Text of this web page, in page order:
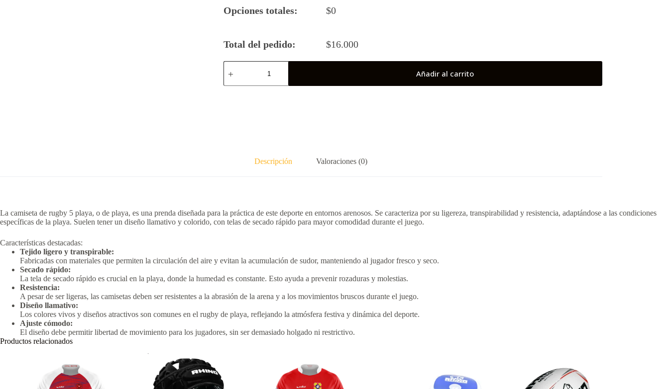
Opciones totales: $0
Total del pedido: $16.000
Camiseta
Rugby
Añadir al carrito
Descripción Valoraciones (0)
La camiseta de rugby 5 playa, o de playa, es una prenda diseñada para la práctica de este deporte en entornos arenosos. Se caracteriza por su ligereza, transpirabilidad y resistencia, adaptándose a las condiciones
específicas de la playa. Suelen tener un diseño llamativo y colorido, con telas de secado rápido para mayor comodidad durante el juego.
Características destacadas:
Tejido ligero y transpirable:
Fabricadas con materiales que permiten la circulación del aire y evitan la acumulación de sudor, manteniendo al jugador fresco y seco.
Secado rápido:
La tela de secado rápido es crucial en la playa, donde la humedad es constante. Esto ayuda a prevenir rozaduras y molestias.
Resistencia:
A pesar de ser ligeras, las camisetas deben ser resistentes a la abrasión de la arena y a los movimientos bruscos durante el juego.
Diseño llamativo:
Los colores vivos y diseños atractivos son comunes en el rugby de playa, reflejando la atmósfera festiva y dinámica del deporte.
Ajuste cómodo:
El diseño debe permitir libertad de movimiento para los jugadores, sin ser demasiado holgado ni restrictivo.
Productos relacionados